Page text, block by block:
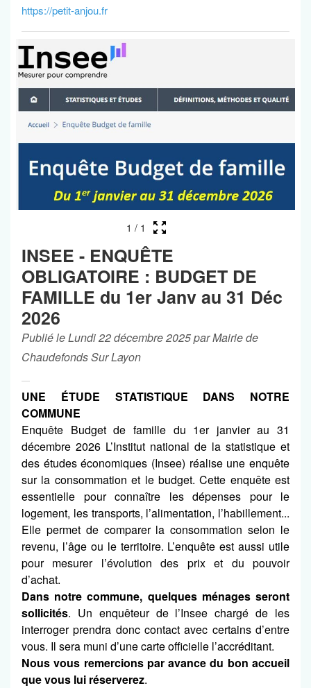
https://petit-anjou.fr
1 / 1
INSEE - ENQUÊTE
OBLIGATOIRE : BUDGET DE
FAMILLE du 1er Janv au 31 Déc
2026
Publié le Lundi 22 décembre 2025 par Mairie de
Chaudefonds Sur Layon
UNE ÉTUDE STATISTIQUE DANS NOTRE
COMMUNE
Enquête Budget de famille du 1er janvier au 31
décembre 2026 L’Institut national de la statistique et
des études économiques (Insee) réalise une enquête
sur la consommation et le budget. Cette enquête est
essentielle pour connaître les dépenses pour le
logement, les transports, l’alimentation, l’habillement...
Elle permet de comparer la consommation selon le
revenu, l’âge ou le territoire. L’enquête est aussi utile
pour mesurer l’évolution des prix et du pouvoir
d’achat.
Dans notre commune, quelques ménages seront
sollicités. Un enquêteur de l’Insee chargé de les
interroger prendra donc contact avec certains d’entre
vous. Il sera muni d’une carte officielle l’accréditant.
Nous vous remercions par avance du bon accueil
que vous lui réserverez.